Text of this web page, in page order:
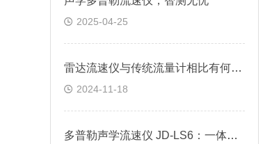
2025-04-25
雷达流速仪与传统流量计相比有何不同？
2024-11-18
多普勒声学流速仪 JD-LS6：一体化设计，适用于明渠及非满管流量在线监测